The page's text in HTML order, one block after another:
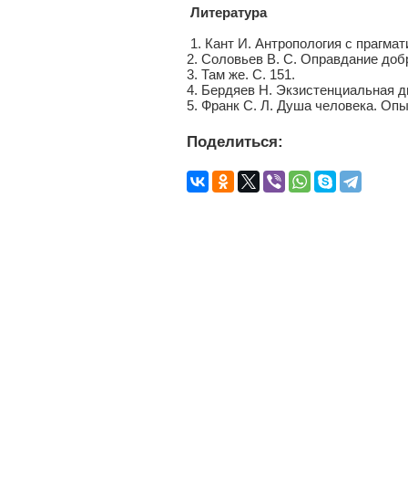
Литература
1. Кант И. Антропология с
2. Соловьев В. С. Оправдание
3. Там же. С. 151.
4. Бердяев Н. Экзистенциальная
5. Франк С. Л. Душа человека.
Поделиться: